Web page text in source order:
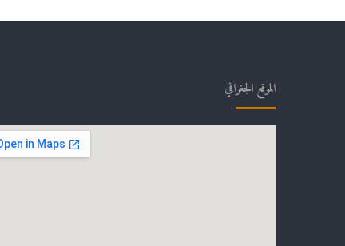
الموقع الجغرافي